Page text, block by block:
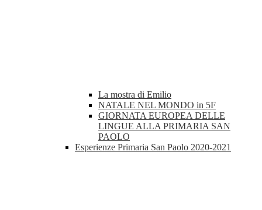
La mostra di Emilio
NATALE NEL MONDO in 5F
GIORNATA EUROPEA DELLE
LINGUE ALLA PRIMARIA SAN
PAOLO
Esperienze Primaria San Paolo 2020-2021